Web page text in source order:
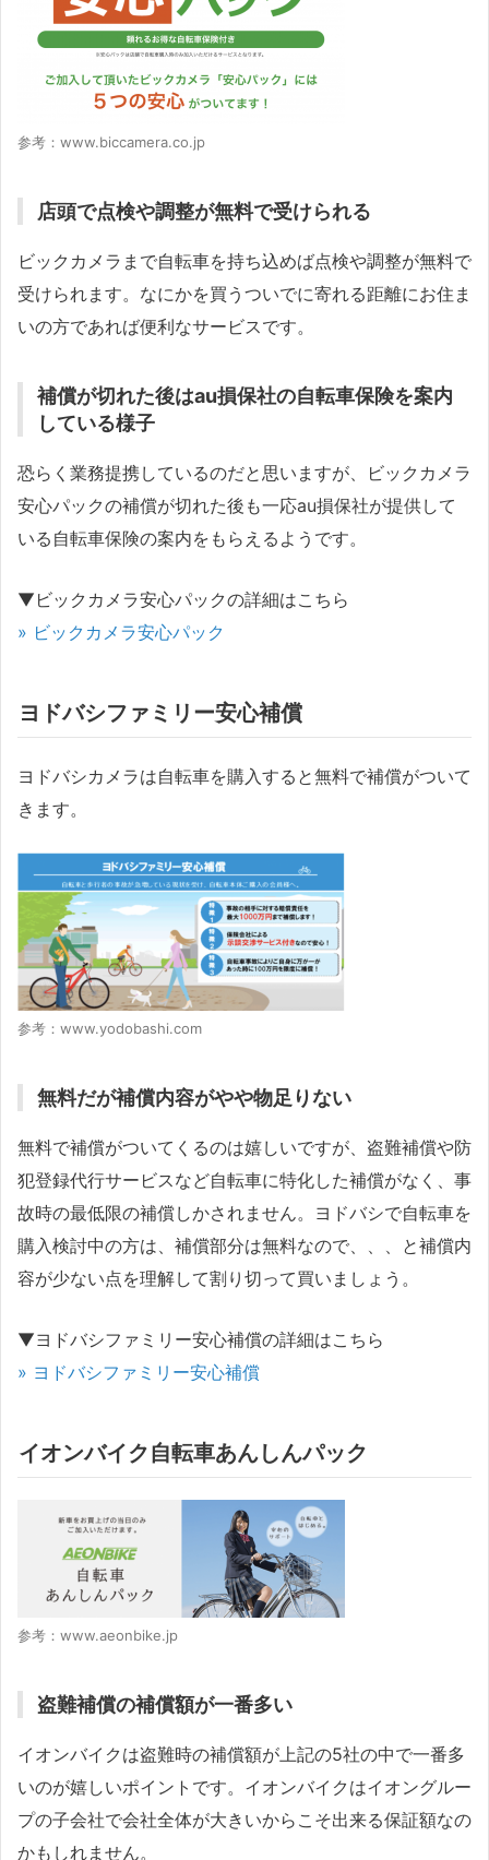
参考：www.biccamera.co.jp
店頭で点検や調整が無料で受けられる
ビックカメラまで自転車を持ち込めば点検や調整が無料で
受けられます。なにかを買うついでに寄れる距離にお住ま
いの方であれば便利なサービスです。
補償が切れた後はau損保社の自転車保険を案内
している様子
恐らく業務提携しているのだと思いますが、ビックカメラ
安心パックの補償が切れた後も一応au損保社が提供して
いる自転車保険の案内をもらえるようです。
▼ビックカメラ安心パックの詳細はこちら
» ビックカメラ安心パック
ヨドバシファミリー安心補償
ヨドバシカメラは自転車を購入すると無料で補償がついて
きます。
参考：www.yodobashi.com
無料だが補償内容がやや物足りない
無料で補償がついてくるのは嬉しいですが、盗難補償や防
犯登録代行サービスなど自転車に特化した補償がなく、事
故時の最低限の補償しかされません。ヨドバシで自転車を
購入検討中の方は、補償部分は無料なので、、、と補償内
容が少ない点を理解して割り切って買いましょう。
▼ヨドバシファミリー安心補償の詳細はこちら
» ヨドバシファミリー安心補償
イオンバイク自転車あんしんパック
参考：www.aeonbike.jp
盗難補償の補償額が一番多い
イオンバイクは盗難時の補償額が上記の5社の中で一番多
いのが嬉しいポイントです。イオンバイクはイオングルー
プの子会社で会社全体が大きいからこそ出来る保証額なの
かもしれません。